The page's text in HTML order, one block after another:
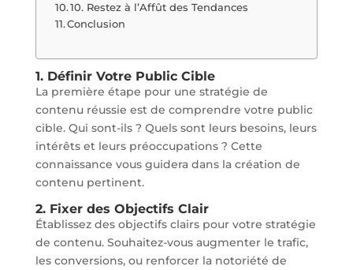
10. Restez à l’Affût des Tendances
Conclusion
1. Définir Votre Public Cible
La première étape pour une stratégie de
contenu réussie est de comprendre votre public
cible. Qui sont-ils ? Quels sont leurs besoins, leurs
intérêts et leurs préoccupations ? Cette
connaissance vous guidera dans la création de
contenu pertinent.
2. Fixer des Objectifs Clair
Établissez des objectifs clairs pour votre stratégie
de contenu. Souhaitez-vous augmenter le trafic,
les conversions, ou renforcer la notoriété de